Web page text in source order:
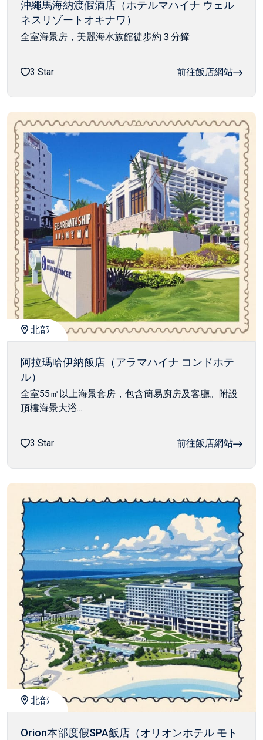
沖繩馬海納渡假酒店（ホテルマハイナ ウェル
ネスリゾートオキナワ）
全室海景房，美麗海水族館徒步約３分鐘
3 Star 前往飯店網站
北部
阿拉瑪哈伊納飯店（アラマハイナ コンドホテ
ル）
全室55㎡以上海景套房，包含簡易廚房及客廳。附設
頂樓海景大浴...
3 Star 前往飯店網站
北部
Orion本部度假SPA飯店（オリオンホテル モト